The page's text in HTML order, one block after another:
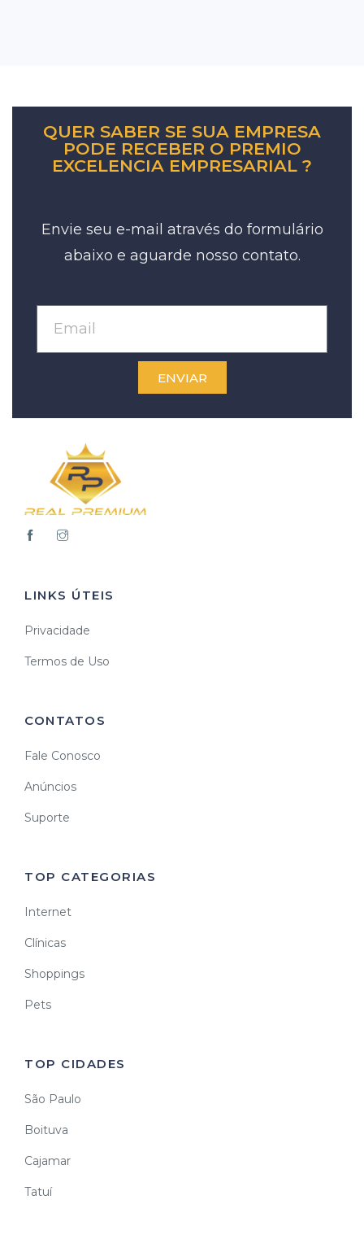
QUER SABER SE SUA EMPRESA
PODE RECEBER O PREMIO
EXCELENCIA EMPRESARIAL ?
Envie seu e-mail através do formulário
abaixo e aguarde nosso contato.
ENVIAR
LINKS ÚTEIS
Privacidade
Termos de Uso
CONTATOS
Fale Conosco
Anúncios
Suporte
TOP CATEGORIAS
Internet
Clínicas
Shoppings
Pets
TOP CIDADES
São Paulo
Boituva
Cajamar
Tatuí